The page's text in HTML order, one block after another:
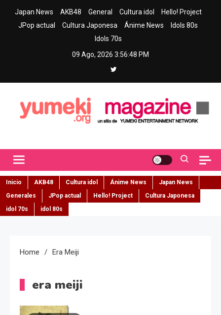
Japan News AKB48 General Cultura idol
Hello! Project
JPop actual
Cultura Japonesa Ánime News
Idols 80s
Idols 70s
09 Ago, 2026 3:56:49 PM
Inicio AKB48 Cultura idol Ánime News
Japan News
Generales
JPop actual Hello! Project
Cultura Japonesa
idol 70s
idol 80s
Home Era Meiji
era meiji